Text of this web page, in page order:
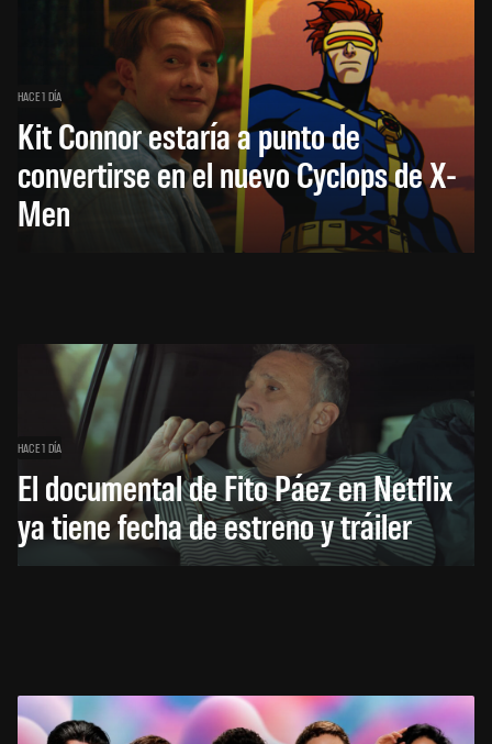
HACE 1 DÍA
Kit Connor estaría a punto de
convertirse en el nuevo Cyclops de X-
Men
HACE 1 DÍA
El documental de Fito Páez en Netflix
ya tiene fecha de estreno y tráiler